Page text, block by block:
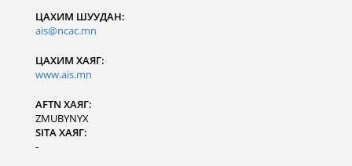
ЦАХИМ ШУУДАН:
ais@ncac.mn
ЦАХИМ ХАЯГ:
www.ais.mn
AFTN ХАЯГ:
ZMUBYNYX
SITA ХАЯГ:
-